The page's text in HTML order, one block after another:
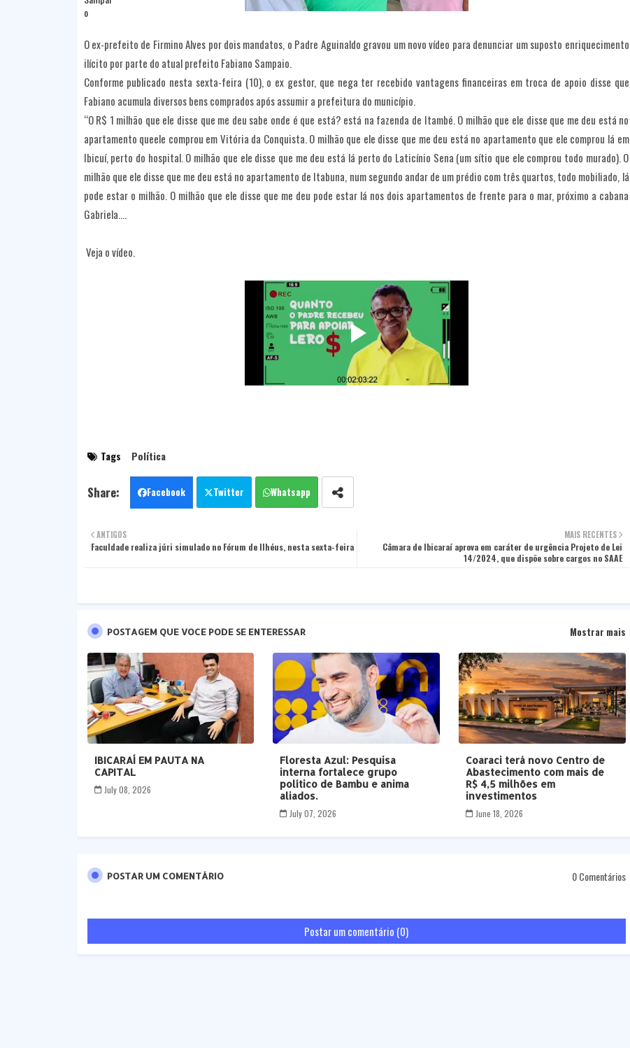
O ex-prefeito de Firmino Alves por dois mandatos, o Padre Aguinaldo gravou um novo vídeo para denunciar um suposto enriquecimento
ilícito por parte do atual prefeito Fabiano Sampaio.
Conforme publicado nesta sexta-feira (10), o ex gestor, que nega ter recebido vantagens financeiras em troca de apoio disse que
Fabiano acumula diversos bens comprados após assumir a prefeitura do município.
“O R$ 1 milhão que ele disse que me deu sabe onde é que está? está na fazenda de Itambé. O milhão que ele disse que me deu está no
apartamento queele comprou em Vitória da Conquista. O milhão que ele disse que me deu está no apartamento que ele comprou lá em
Ibicuí, perto do hospital. O milhão que ele disse que me deu está lá perto do Laticínio Sena (um sítio que ele comprou todo murado). O
milhão que ele disse que me deu está no apartamento de Itabuna, num segundo andar de um prédio com três quartos, todo mobiliado, lá
pode estar o milhão. O milhão que ele disse que me deu pode estar lá nos dois apartamentos de frente para o mar, próximo a cabana
Gabriela….
Veja o vídeo.
Tags Política
Facebook Twitter Whatsapp
MAIS RECENTES
Câmara de Ibicaraí aprova em caráter de urgência Projeto de Lei
14/2024, que dispõe sobre cargos no SAAE
ANTIGOS
Faculdade realiza júri simulado no Fórum de Ilhéus, nesta sexta-feira
POSTAGEM QUE VOCE PODE SE ENTERESSAR Mostrar mais
IBICARAÍ EM PAUTA NA
CAPITAL
July 08, 2026
Floresta Azul: Pesquisa
interna fortalece grupo
político de Bambu e anima
aliados.
July 07, 2026
Coaraci terá novo Centro de
Abastecimento com mais de
R$ 4,5 milhões em
investimentos
June 18, 2026
POSTAR UM COMENTÁRIO 0 Comentários
Postar um comentário (0)